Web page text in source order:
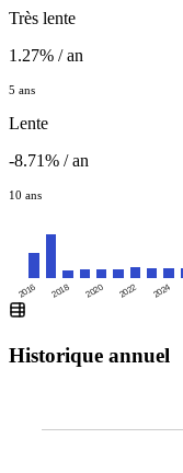
Très lente
1.27% / an
5 ans
Lente
-8.71% / an
10 ans
2016 2018 2020 2022 2024
Historique annuel